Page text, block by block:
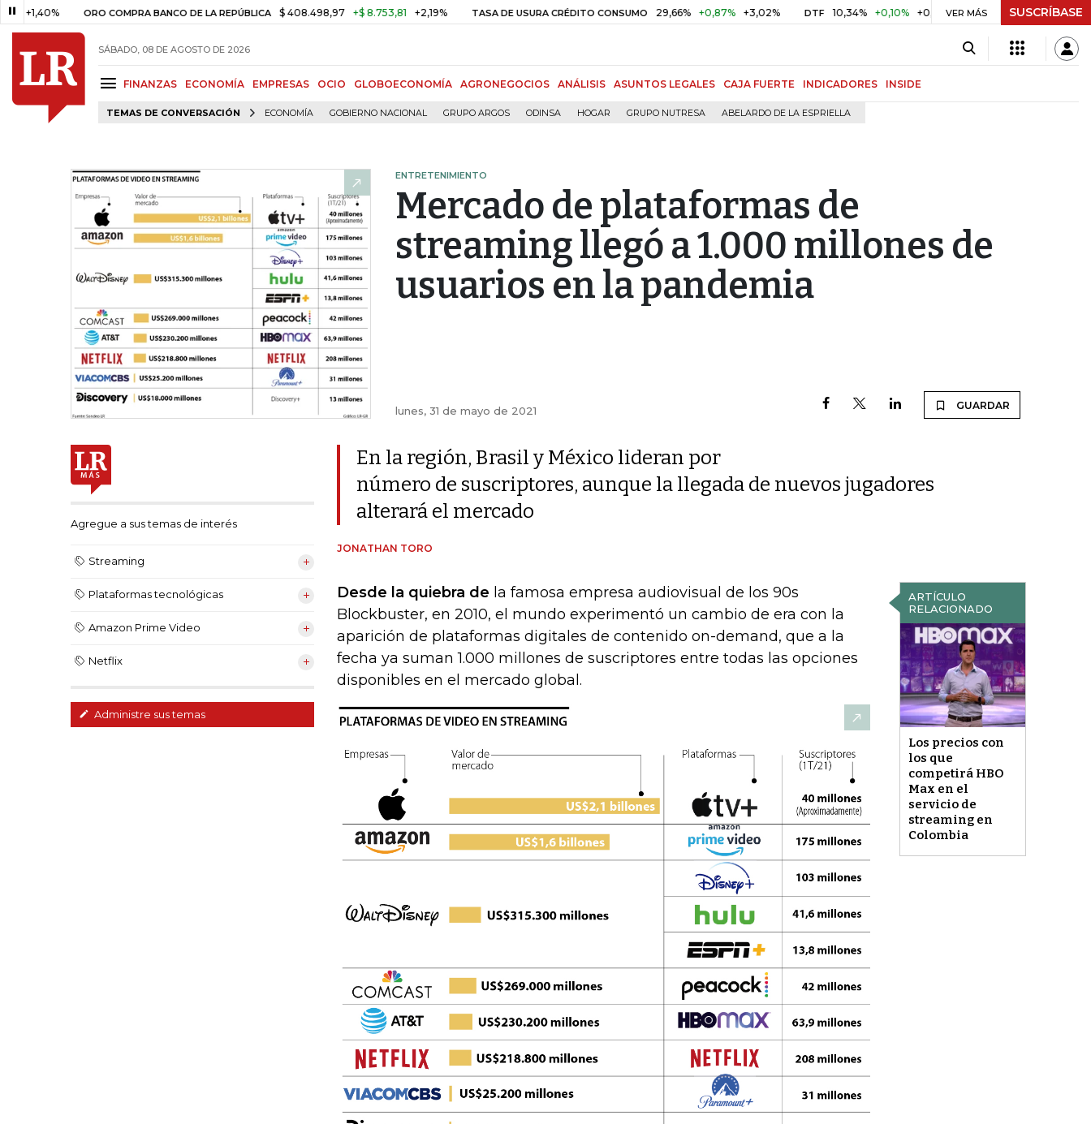
ORO COMPRA BANCO DE LA REPÚBLICA $ 408.498,97 +$ 8.753,81 +2,19% TASA DE USURA CRÉDITO CONSUMO 29,66% +0,87% +3,02% DTF 10,34% +0,10% +0,98% UVR $ 416,96 +$ 0,05 +0,01%
VER MÁS SUSCRÍBASE
SÁBADO, 08 DE AGOSTO DE 2026
FINANZAS ECONOMÍA EMPRESAS OCIO GLOBOECONOMÍA AGRONEGOCIOS ANÁLISIS ASUNTOS LEGALES CAJA FUERTE INDICADORES INSIDE
TEMAS DE CONVERSACIÓN ECONOMÍA GOBIERNO NACIONAL GRUPO ARGOS ODINSA HOGAR GRUPO NUTRESA ABELARDO DE LA ESPRIELLA
ENTRETENIMIENTO
Mercado de plataformas de
streaming llegó a 1.000 millones de
usuarios en la pandemia
lunes, 31 de mayo de 2021 GUARDAR
Agregue a sus temas de interés
Streaming
Plataformas tecnológicas
Amazon Prime Video
Netflix
Administre sus temas
En la región, Brasil y México lideran por
número de suscriptores, aunque la llegada de nuevos jugadores
alterará el mercado
JONATHAN TORO
ARTÍCULO
RELACIONADO
Los precios con
los que
competirá HBO
Max en el
servicio de
streaming en
Colombia
Desde la quiebra de la famosa empresa audiovisual de los 90s
Blockbuster, en 2010, el mundo experimentó un cambio de era con la
aparición de plataformas digitales de contenido on-demand, que a la
fecha ya suman 1.000 millones de suscriptores entre todas las opciones
disponibles en el mercado global.